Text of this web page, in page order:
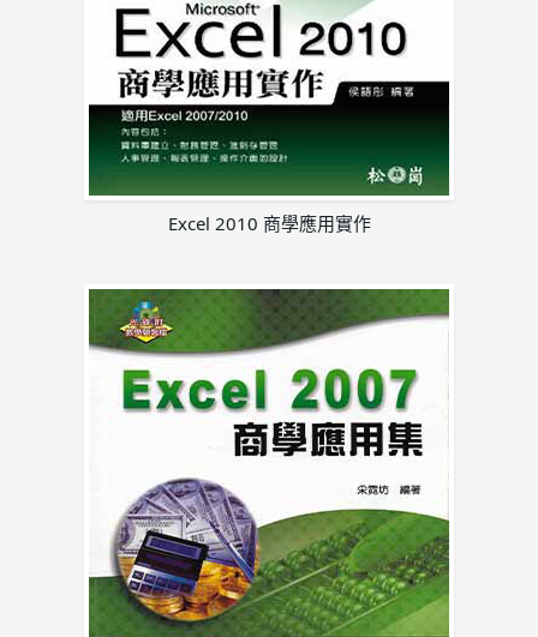
Excel 2010 商學應用實作